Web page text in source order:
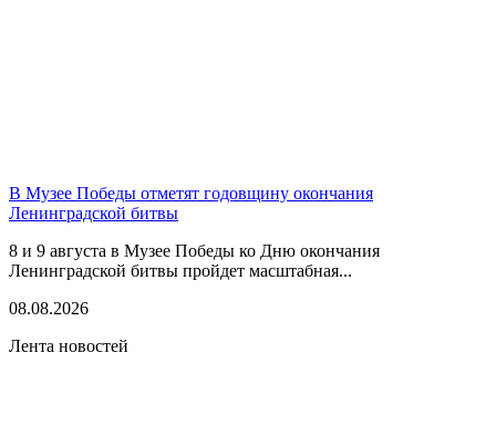
В Музее Победы отметят годовщину окончания
Ленинградской битвы
8 и 9 августа в Музее Победы ко Дню окончания
Ленинградской битвы пройдет масштабная...
08.08.2026
Лента новостей